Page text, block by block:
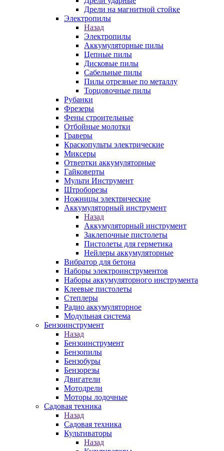
Дрели на магнитной стойке
Электропилы
Назад
Электропилы
Аккумуляторные пилы
Цепные пилы
Дисковые пилы
Сабельные пилы
Пилы отрезные по металлу
Торцовочные пилы
Рубанки
Фрезеры
Фены строительные
Отбойные молотки
Граверы
Краскопульты электрические
Миксеры
Отвертки аккумуляторные
Гайковерты
Мульти Инструмент
Штроборезы
Ножницы электрические
Аккумуляторный инструмент
Назад
Аккумуляторный инструмент
Заклепочные пистолеты
Пистолеты для герметика
Нейлеры аккумуляторные
Вибратор для бетона
Наборы электроинструментов
Наборы аккумуляторного инструмента
Клеевые пистолеты
Степлеры
Радио аккумуляторное
Модульная система
Бензоинструмент
Назад
Бензоинструмент
Бензопилы
Бензобуры
Бензорезы
Двигатели
Мотодрели
Моторы лодочные
Садовая техника
Назад
Садовая техника
Культиваторы
Назад